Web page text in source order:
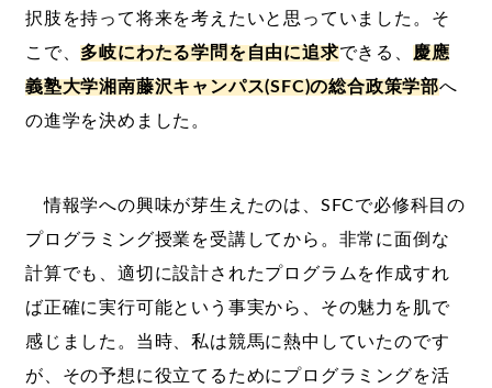
択肢を持って将来を考えたいと思っていました。そ
こで、 多岐にわたる学問を自由に追求できる、 慶應
義塾大学湘南藤沢キャンパス(SFC)の総合政策学部へ
の進学を決めました。
情報学への興味が芽生えたのは、SFCで必修科目の
プログラミング授業を受講してから。非常に面倒な
計算でも、適切に設計されたプログラムを作成すれ
ば正確に実行可能という事実から、その魅力を肌で
感じました。当時、私は競馬に熱中していたのです
が、その予想に役立てるためにプログラミングを活